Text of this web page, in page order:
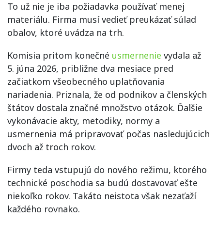
To už nie je iba požiadavka používať menej
materiálu. Firma musí vedieť preukázať súlad
obalov, ktoré uvádza na trh.
Komisia pritom konečné usmernenie vydala až
5. júna 2026, približne dva mesiace pred
začiatkom všeobecného uplatňovania
nariadenia. Priznala, že od podnikov a členských
štátov dostala značné množstvo otázok. Ďalšie
vykonávacie akty, metodiky, normy a
usmernenia má pripravovať počas nasledujúcich
dvoch až troch rokov.
Firmy teda vstupujú do nového režimu, ktorého
technické poschodia sa budú dostavovať ešte
niekoľko rokov. Takáto neistota však nezaťaží
každého rovnako.